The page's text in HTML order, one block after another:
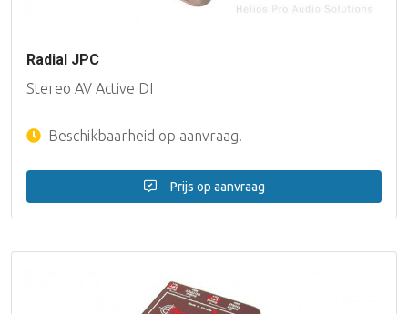
Radial JPC
Stereo AV Active DI
Beschikbaarheid op aanvraag.
Prijs op aanvraag